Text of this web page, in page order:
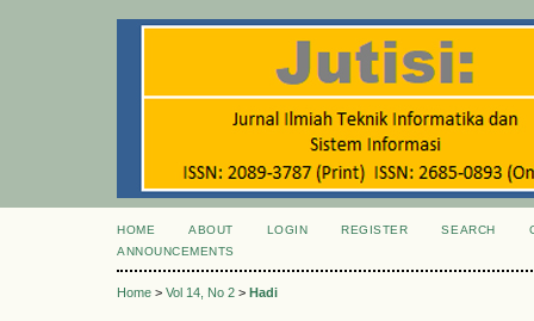
HOME ABOUT LOGIN REGISTER SEARCH
ANNOUNCEMENTS
Home > Vol 14, No 2 > Hadi